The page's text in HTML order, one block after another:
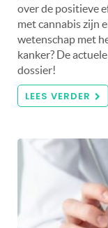
over de positieve
met cannabis zijn
wetenschap met
kanker? De
dossier!
LEES VERDER